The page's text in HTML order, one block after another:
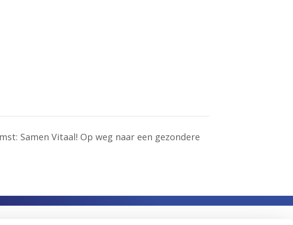
Samen Vitaal! Op weg naar een gezondere